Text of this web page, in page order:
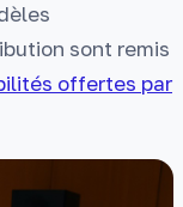
sont remis
offertes par